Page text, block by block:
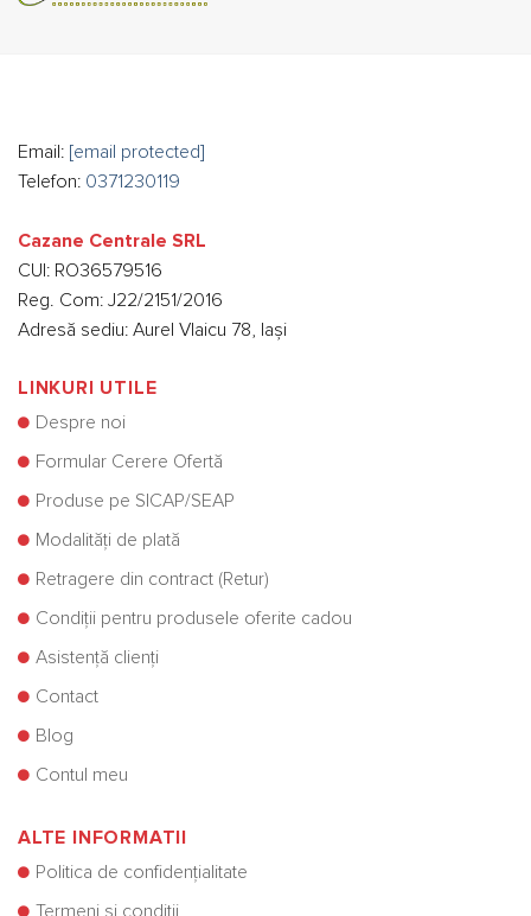
Email: [email protected]
Telefon: 0371230119
Cazane Centrale SRL
CUI: RO36579516
Reg. Com: J22/2151/2016
Adresă sediu: Aurel Vlaicu 78, Iași
LINKURI UTILE
Despre noi
Formular Cerere Ofertă
Produse pe SICAP/SEAP
Modalități de plată
Retragere din contract (Retur)
Condiții pentru produsele oferite cadou
Asistență clienți
Contact
Blog
Contul meu
ALTE INFORMATII
Politica de confidențialitate
Termeni și condiții